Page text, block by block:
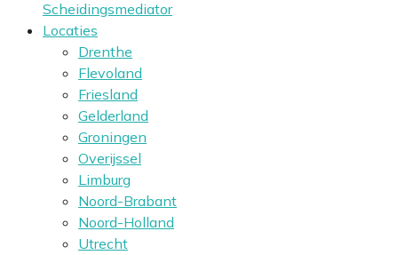
Scheidingsmediator
Locaties
Drenthe
Flevoland
Friesland
Gelderland
Groningen
Overijssel
Limburg
Noord-Brabant
Noord-Holland
Utrecht